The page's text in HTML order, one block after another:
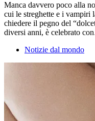
Manca davvero poco alla
cui le streghette e i vampiri
chiedere il pegno del
diversi anni, è celebrato
Notizie dal mondo